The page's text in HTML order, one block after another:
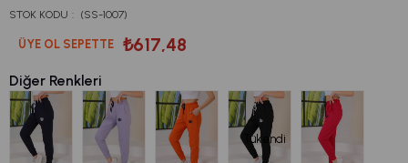
STOK KODU (SS-1007)
ÜYE OL SEPETTE ₺617,48
Diğer Renkleri
Tükendi